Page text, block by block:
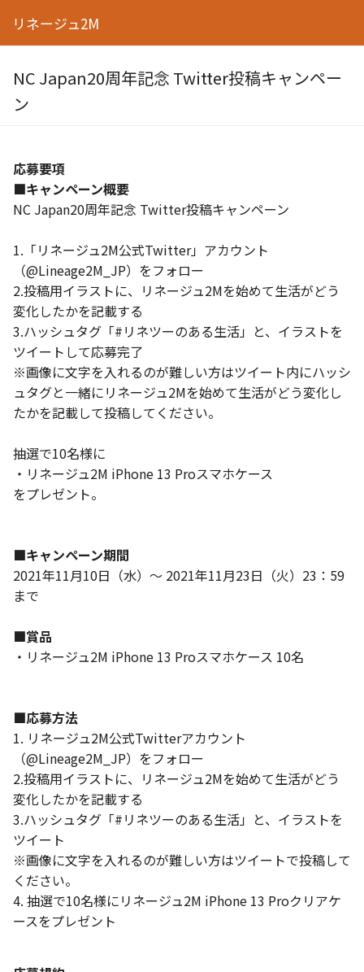
リネージュ2M
NC Japan20周年記念 Twitter投稿キャンペー
ン
応募要項
■キャンペーン概要
NC Japan20周年記念 Twitter投稿キャンペーン
1.「リネージュ2M公式Twitter」アカウント
（@Lineage2M_JP）をフォロー
2.投稿用イラストに、リネージュ2Mを始めて生活がどう
変化したかを記載する
3.ハッシュタグ「#リネツーのある生活」と、イラストを
ツイートして応募完了
※画像に文字を入れるのが難しい方はツイート内にハッシ
ュタグと一緒にリネージュ2Mを始めて生活がどう変化し
たかを記載して投稿してください。
抽選で10名様に
・リネージュ2M iPhone 13 Proスマホケース
をプレゼント。
■キャンペーン期間
2021年11月10日（水）～ 2021年11月23日（火）23：59
まで
■賞品
・リネージュ2M iPhone 13 Proスマホケース 10名
■応募方法
1. リネージュ2M公式Twitterアカウント
（@Lineage2M_JP）をフォロー
2.投稿用イラストに、リネージュ2Mを始めて生活がどう
変化したかを記載する
3.ハッシュタグ「#リネツーのある生活」と、イラストを
ツイート
※画像に文字を入れるのが難しい方はツイートで投稿して
ください。
4. 抽選で10名様にリネージュ2M iPhone 13 Proクリアケ
ースをプレゼント